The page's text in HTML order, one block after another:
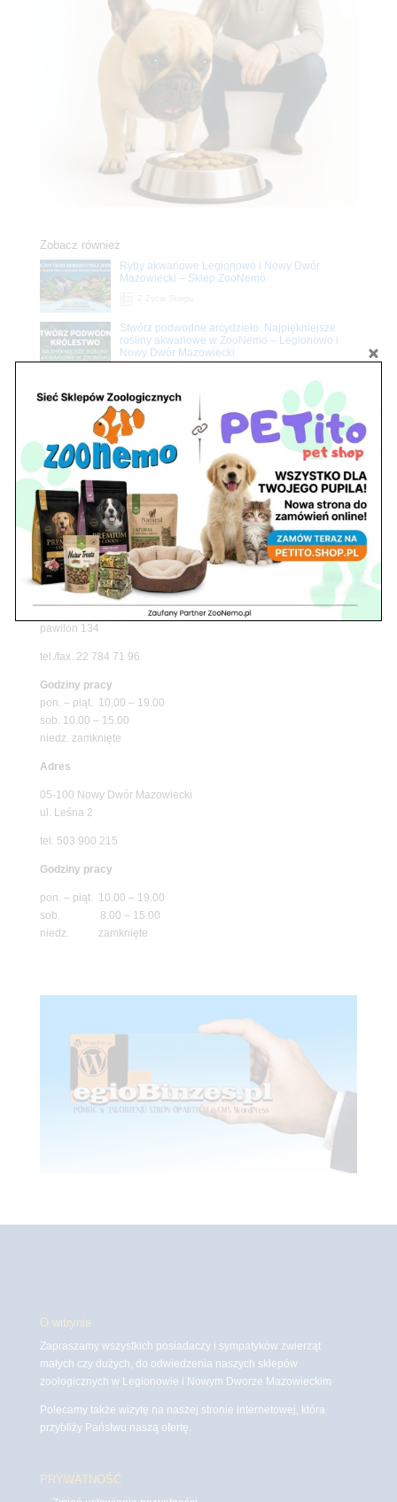
Zobacz również
Ryby akwariowe Legionowo i Nowy Dwór
Mazowiecki – Sklep ZooNemo
Stwórz podwodne arcydzieło: Najpiękniejsze
rośliny akwariowe w ZooNemo – Legionowo i
Nowy Dwór Mazowiecki
Promocje
Upały wracają! Zadbaj o komfort swojego pupila
z matami chłodzącymi ZooNemo
Petito Pet Shop – Internetowy Sklep Zoologiczny
Online! Wszystko Dla Twojego Pupila | ZooNemo
Znajdź nas
Adres
05-120 Legionowo
ul. Piłsudskiego 31,
pawilon 134
tel./fax. 22 784 71 96
Godziny pracy
pon. – piąt. 10.00 – 19.00
sob. 10.00 – 15.00
niedz. zamknięte
Adres
05-100 Nowy Dwór Mazowiecki
ul. Leśna 2
tel. 503 900 215
Godziny pracy
pon. – piąt. 10.00 – 19.00
sob. 8.00 – 15.00
niedz. zamknięte
O witrynie
Zapraszamy wszystkich posiadaczy i sympatyków zwierząt
małych czy dużych, do odwiedzenia naszych sklepów
zoologicznych w Legionowie i Nowym Dworze Mazowieckim
Polecamy także wizytę na naszej stronie internetowej, która
przybliży Państwu naszą ofertę.
PRYWATNOŚĆ